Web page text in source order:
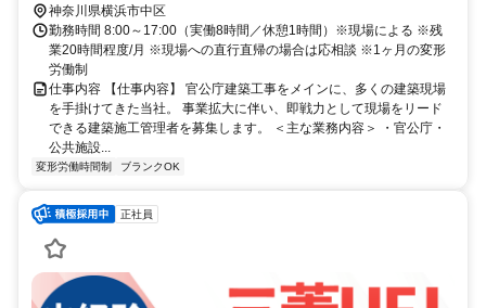
神奈川県横浜市中区
勤務時間 8:00～17:00（実働8時間／休憩1時間）※現場による ※残
業20時間程度/月 ※現場への直行直帰の場合は応相談 ※1ヶ月の変形
労働制
仕事内容 【仕事内容】 官公庁建築工事をメインに、多くの建築現場
を手掛けてきた当社。 事業拡大に伴い、即戦力として現場をリード
できる建築施工管理者を募集します。 ＜主な業務内容＞ ・官公庁・
公共施設...
変形労働時間制 ブランクOK
正社員